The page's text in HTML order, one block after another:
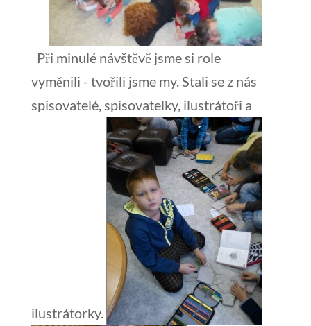
Při minulé návštěvě jsme si role
vyměnili - tvořili jsme my. Stali se z nás
spisovatelé, spisovatelky, ilustrátoři a
ilustrátorky.